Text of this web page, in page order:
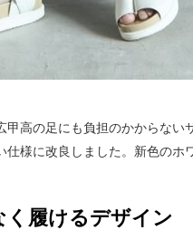
甲高の足にも負担のかからない
仕様に改良しました。新色のホ
く履けるデザイン